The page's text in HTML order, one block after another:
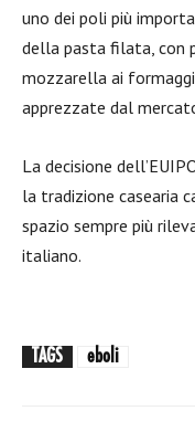
uno dei poli più
della pasta filata, con
mozzarella ai
apprezzate dal
La decisione
la tradizione casearia
spazio sempre più
italiano.
TAGS eboli